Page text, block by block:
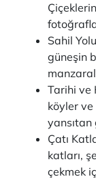
Sahil
güneşin
Tarihi ve
köyler
yansıtan
Çatı
katları,
çekmek